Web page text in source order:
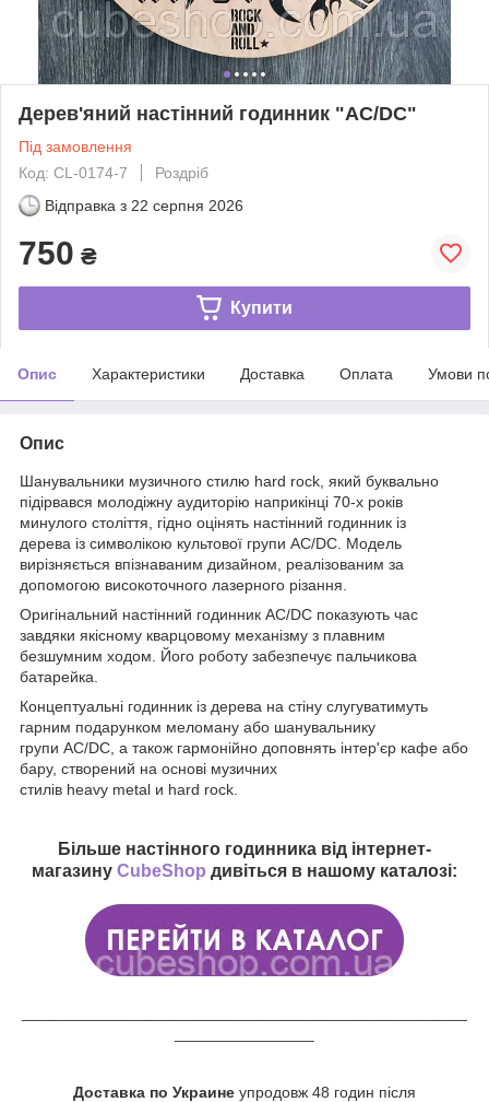
Дерев'яний настінний годинник "AC/DC"
Під замовлення
Код: CL-0174-7
Роздріб
Відправка з 22 серпня 2026
750 ₴
Купити
Опис Характеристики Доставка Оплата Умови
Опис
Шанувальники музичного стилю hard rock, який буквально
підірвався молодіжну аудиторію наприкінці 70-х років
минулого століття, гідно оцінять настінний годинник із
дерева із символікою культової групи AC/DC. Модель
вирізняється впізнаваним дизайном, реалізованим за
допомогою високоточного лазерного різання.
Оригінальний настінний годинник AC/DC показують час
завдяки якісному кварцовому механізму з плавним
безшумним ходом. Його роботу забезпечує пальчикова
батарейка.
Концептуальні годинник із дерева на стіну слугуватимуть
гарним подарунком меломану або шанувальнику
групи AC/DC, а також гармонійно доповнять інтер'єр кафе або
бару, створений на основі музичних
стилів heavy metal и hard rock.
Більше настінного годинника від інтернет-
магазину CubeShop дивіться в нашому каталозі:
Доставка по Украине упродовж 48 годин після